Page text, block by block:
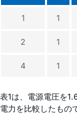
1 1
2 1
4 1
表1は、電源電圧を
電力を比較したもの